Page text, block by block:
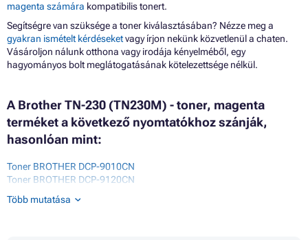
magenta számára kompatibilis tonert.
Segítségre van szüksége a toner kiválasztásában? Nézze meg a
gyakran ismételt kérdéseketvagy írjon nekünk közvetlenül a chaten.
Vásároljon nálunk otthona vagy irodája kényelméből, egy
hagyományos bolt meglátogatásának kötelezettsége nélkül.
A Brother TN-230 (TN230M) - toner, magenta
terméket a következő nyomtatókhoz szánják,
hasonlóan mint:
Toner BROTHER DCP-9010CN
Toner BROTHER DCP-9120CN
Toner BROTHER HL-3000 SERIES
Toner BROTHER HL-3040CN
Több mutatása